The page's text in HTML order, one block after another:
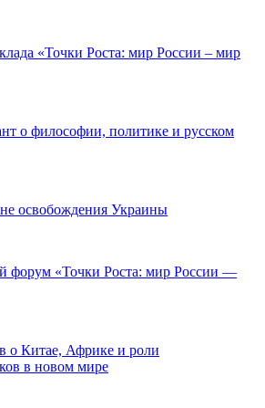
«Точки Роста: мир России – мир
о философии, политике и русском
освобождения Украины
форум «Точки Роста: мир России —
о Китае, Африке и роли
в новом мире